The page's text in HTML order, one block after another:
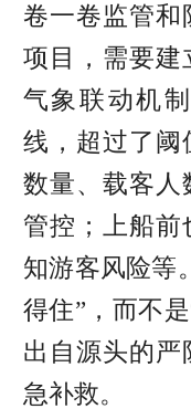
卷一卷监管和
项目，需要建
气象联动机
线，超过了阈
数量、载客人
管控；上船前
知游客风险等
得住”，而不
出自源头的严
急补救。